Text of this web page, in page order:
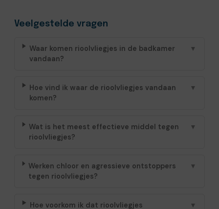
Veelgestelde vragen
Waar komen rioolvliegjes in de badkamer
vandaan?
▼
Hoe vind ik waar de rioolvliegjes vandaan
komen?
▼
Wat is het meest effectieve middel tegen
rioolvliegjes?
▼
Werken chloor en agressieve ontstoppers
tegen rioolvliegjes?
▼
Hoe voorkom ik dat rioolvliegjes
▼